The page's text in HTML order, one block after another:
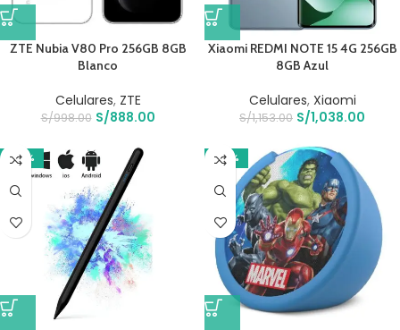
ZTE Nubia V80 Pro 256GB 8GB
Blanco
Celulares, ZTE
S/998.00 S/888.00
Xiaomi REDMI NOTE 15 4G 256GB
8GB Azul
Celulares, Xiaomi
S/1,153.00 S/1,038.00
-22% -20%